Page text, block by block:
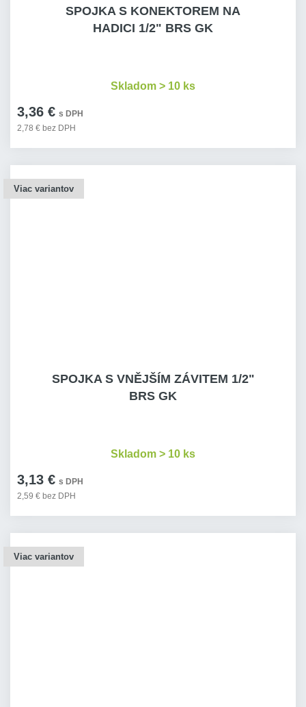
SPOJKA S KONEKTOREM NA
HADICI 1/2" BRS GK
3,36 € s DPH
2,78 € bez DPH
Skladom > 10 ks
Viac variantov
SPOJKA S VNĚJŠÍM ZÁVITEM 1/2"
BRS GK
3,13 € s DPH
2,59 € bez DPH
Skladom > 10 ks
Viac variantov